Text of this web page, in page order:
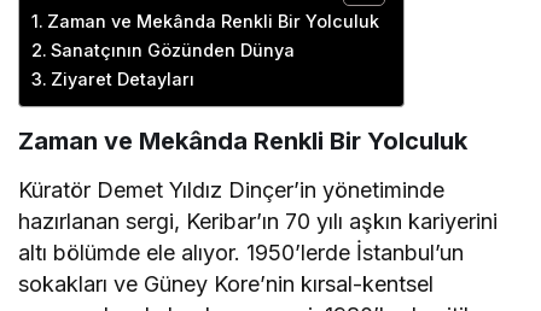
Zaman ve Mekânda Renkli Bir Yolculuk
Sanatçının Gözünden Dünya
Ziyaret Detayları
Zaman ve Mekânda Renkli Bir Yolculuk
Küratör Demet Yıldız Dinçer’in yönetiminde
hazırlanan sergi, Keribar’ın 70 yılı aşkın kariyerini
altı bölümde ele alıyor. 1950’lerde İstanbul’un
sokakları ve Güney Kore’nin kırsal-kentsel